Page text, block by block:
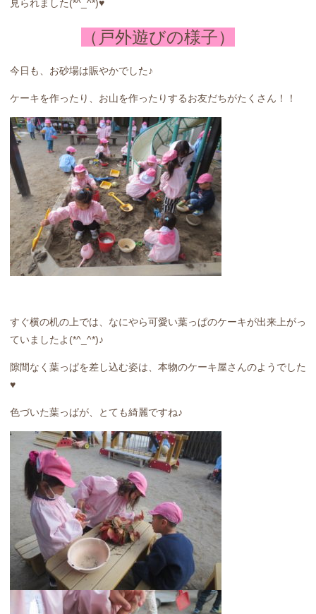
見られました(*^_^*)♥
（戸外遊びの様子）
今日も、お砂場は賑やかでした♪
ケーキを作ったり、お山を作ったりするお友だちがたくさん！！
すぐ横の机の上では、なにやら可愛い葉っぱのケーキが出来上がっ
ていましたよ(*^_^*)♪
隙間なく葉っぱを差し込む姿は、本物のケーキ屋さんのようでした
♥
色づいた葉っぱが、とても綺麗ですね♪